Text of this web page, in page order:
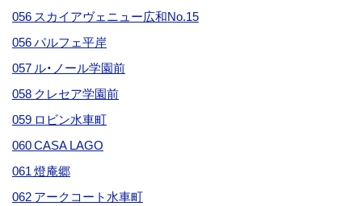
056 スカイアヴェニュー広和No.15
056 パルフェ平岸
057 ル・ノール学園前
058 クレセア学園前
059 ロビン水車町
060 CASA LAGO
061 燈庵郷
062 アークコート水車町